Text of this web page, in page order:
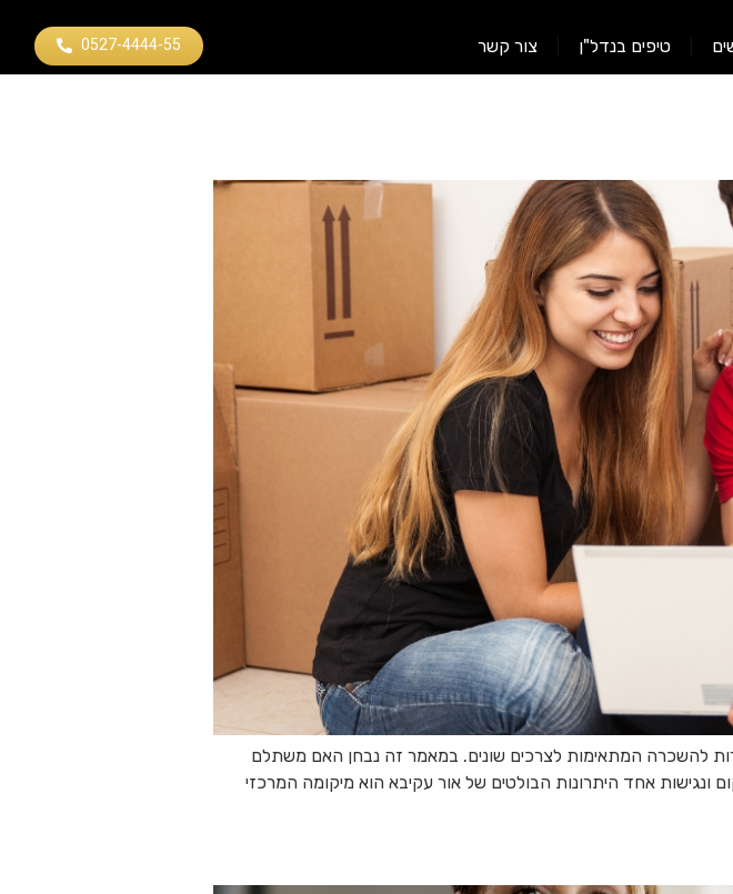
טיפים בנדל"ן צור קשר 0527-4444-55
להשכרה המתאימות לצרכים שונים. במאמר זה נבחן האם משתלם
ונגישות אחד היתרונות הבולטים של אור עקיבא הוא מיקומה המרכזי